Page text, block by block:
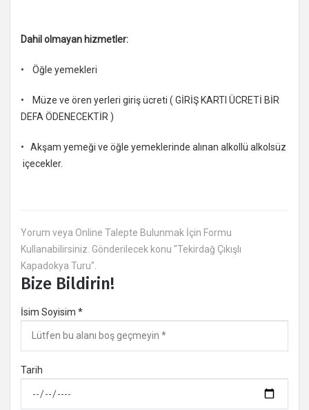
Dahil olmayan hizmetler:
• Öğle yemekleri
• Müze ve ören yerleri giriş ücreti ( GİRİŞ KARTI ÜCRETİ BİR
DEFA ÖDENECEKTİR )
• Akşam yemeği ve öğle yemeklerinde alınan alkollü alkolsüz
içecekler.
Yorum veya Online Talepte Bulunmak İçin Formu
Kullanabilirsiniz. Gönderilecek konu "Tekirdağ Çıkışlı
Kapadokya Turu".
Bize Bildirin!
İsim Soyisim *
Tarih